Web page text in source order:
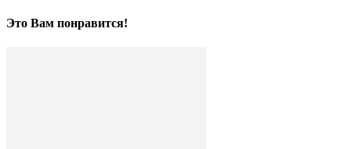
Это Вам понравится!